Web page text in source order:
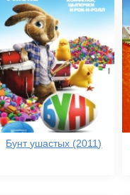
Бунт ушастых (2011)